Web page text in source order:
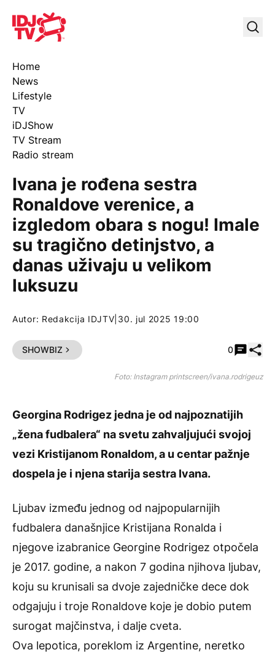
IDJ TV
Home
News
Lifestyle
TV
iDJShow
TV Stream
Radio stream
Ivana je rođena sestra
Ronaldove verenice, a
izgledom obara s nogu! Imale
su tragično detinjstvo, a
danas uživaju u velikom
luksuzu
Autor: Redakcija IDJTV 30. jul 2025 19:00
SHOWBIZ 0
Foto: Instagram printscreen/ivana.rodrigeuz
Georgina Rodrigez jedna je od najpoznatijih
„žena fudbalera“ na svetu zahvaljujući svojoj
vezi Kristijanom Ronaldom, a u centar pažnje
dospela je i njena starija sestra Ivana.
Ljubav između jednog od najpopularnijih
fudbalera današnjice Kristijana Ronalda i
njegove izabranice Georgine Rodrigez otpočela
je 2017. godine, a nakon 7 godina njihova ljubav,
koju su krunisali sa dvoje zajedničke dece dok
odgajuju i troje Ronaldove koje je dobio putem
surogat majčinstva, i dalje cveta.
Ova lepotica, poreklom iz Argentine, neretko